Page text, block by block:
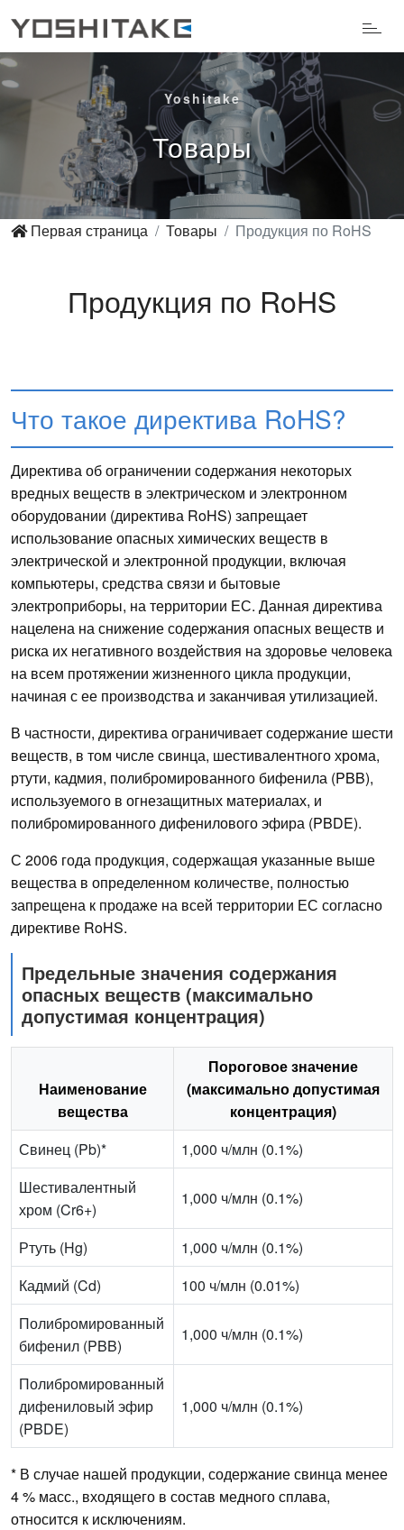
Yoshitake
Товары
Первая страница Товары Продукция по RoHS
Продукция по RoHS
Что такое директива RoHS?
Директива об ограничении содержания некоторых
вредных веществ в электрическом и электронном
оборудовании (директива RoHS) запрещает
использование опасных химических веществ в
электрической и электронной продукции, включая
компьютеры, средства связи и бытовые
электроприборы, на территории ЕС. Данная директива
нацелена на снижение содержания опасных веществ и
риска их негативного воздействия на здоровье человека
на всем протяжении жизненного цикла продукции,
начиная с ее производства и заканчивая утилизацией.
В частности, директива ограничивает содержание шести
веществ, в том числе свинца, шестивалентного хрома,
ртути, кадмия, полибромированного бифенила (PBB),
используемого в огнезащитных материалах, и
полибромированного дифенилового эфира (PBDE).
С 2006 года продукция, содержащая указанные выше
вещества в определенном количестве, полностью
запрещена к продаже на всей территории ЕС согласно
директиве RoHS.
Предельные значения содержания
опасных веществ (максимально
допустимая концентрация)
Наименование
вещества
Пороговое значение
(максимально допустимая
концентрация)
Свинец (Pb)*
1,000 ч/млн (0.1%)
Шестивалентный
хром (Cr6+)
1,000 ч/млн (0.1%)
Ртуть (Hg)
1,000 ч/млн (0.1%)
Кадмий (Cd)
100 ч/млн (0.01%)
Полибромированный
бифенил (PBB)
1,000 ч/млн (0.1%)
Полибромированный
дифениловый эфир
(PBDE)
1,000 ч/млн (0.1%)
* В случае нашей продукции, содержание свинца менее
4 % масс., входящего в состав медного сплава,
относится к исключениям.